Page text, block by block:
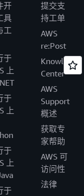
开
具
工
于
上
于
上
于
上
于
提交支
持工单
AWS
re:Post
Knowledge
Center
AWS
Support
概述
获取专
家帮助
AWS 可
访问性
法律